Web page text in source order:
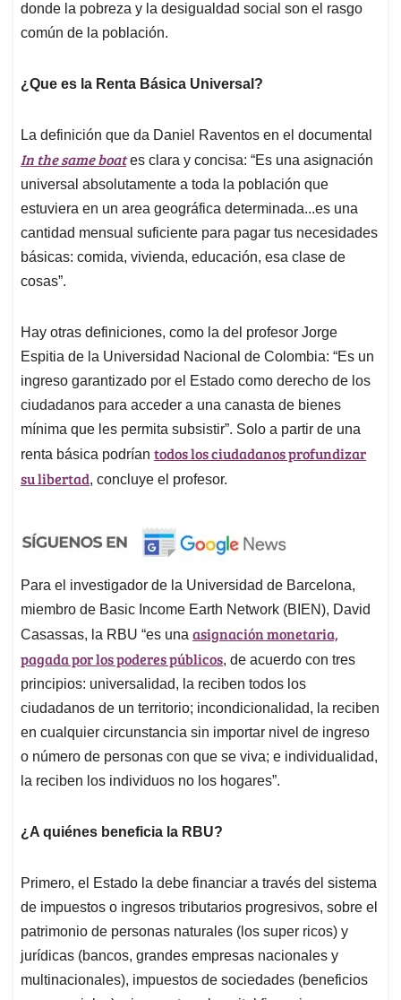
donde la pobreza y la desigualdad social son el rasgo
común de la población.
¿Que es la Renta Básica Universal?
La definición que da Daniel Raventos en el documental
In the same boat es clara y concisa: “Es una asignación
universal absolutamente a toda la población que
estuviera en un area geográfica determinada...es una
cantidad mensual suficiente para pagar tus necesidades
básicas: comida, vivienda, educación, esa clase de
cosas”.
Hay otras definiciones, como la del profesor Jorge
Espitia de la Universidad Nacional de Colombia: “Es un
ingreso garantizado por el Estado como derecho de los
ciudadanos para acceder a una canasta de bienes
mínima que les permita subsistir”. Solo a partir de una
renta básica podrían todos los ciudadanos profundizar
su libertad, concluye el profesor.
Para el investigador de la Universidad de Barcelona,
miembro de Basic Income Earth Network (BIEN), David
Casassas, la RBU “es una asignación monetaria,
pagada por los poderes públicos, de acuerdo con tres
principios: universalidad, la reciben todos los
ciudadanos de un territorio; incondicionalidad, la reciben
en cualquier circunstancia sin importar nivel de ingreso
o número de personas con que se viva; e individualidad,
la reciben los individuos no los hogares”.
¿A quiénes beneficia la RBU?
Primero, el Estado la debe financiar a través del sistema
de impuestos o ingresos tributarios progresivos, sobre el
patrimonio de personas naturales (los super ricos) y
jurídicas (bancos, grandes empresas nacionales y
multinacionales), impuestos de sociedades (beneficios